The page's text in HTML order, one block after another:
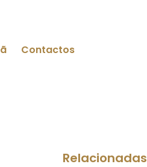
Contactos
Relacionadas